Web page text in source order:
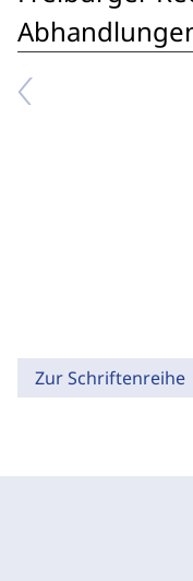
Zur Schriftenreihe